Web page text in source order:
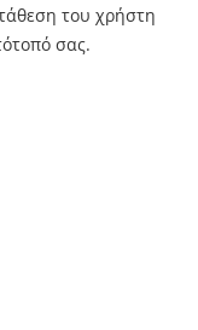
του χρήστη
σας.